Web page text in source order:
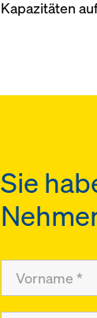
Kapazitäten
Sie